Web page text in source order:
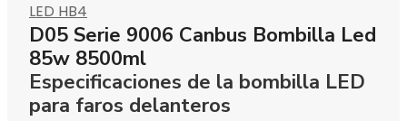
LED HB4
D05 Serie 9006 Canbus Bombilla Led
85w 8500ml
Especificaciones de la bombilla LED
para faros delanteros